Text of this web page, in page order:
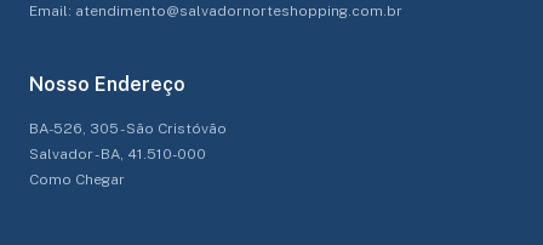
Email: atendimento@salvadornorteshopping.com.br
Nosso Endereço
BA-526, 305 - São Cristóvão
Salvador - BA, 41.510-000
Como Chegar